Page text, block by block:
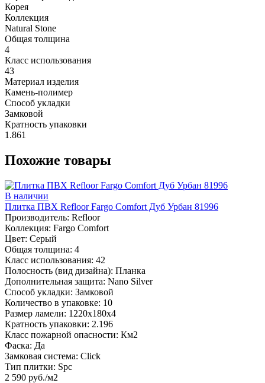
Корея
Коллекция
Natural Stone
Общая толщина
4
Класс использования
43
Материал изделия
Камень-полимер
Способ укладки
Замковой
Кратность упаковки
1.861
Похожие товары
В наличии
Плитка ПВХ Refloor Fargo Comfort Дуб Урбан 81996
Производитель: Refloor
Коллекция: Fargo Comfort
Цвет: Серый
Общая толщина: 4
Класс использования: 42
Полосность (вид дизайна): Планка
Дополнительная защита: Nano Silver
Способ укладки: Замковой
Количество в упаковке: 10
Размер ламели: 1220х180х4
Кратность упаковки: 2.196
Класс пожарной опасности: Км2
Фаска: Да
Замковая система: Click
Тип плитки: Spc
2 590 руб./м2